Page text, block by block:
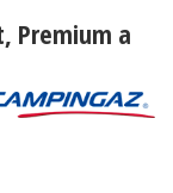
Premium a